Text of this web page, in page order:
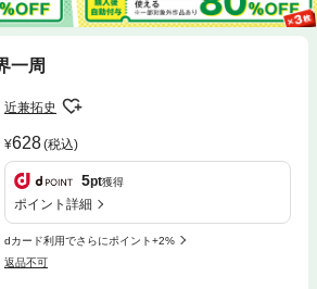
一周
近兼拓史
628(税込)
5pt獲得
ポイント詳細
dカード利用でさらにポイント+2%
返品不可